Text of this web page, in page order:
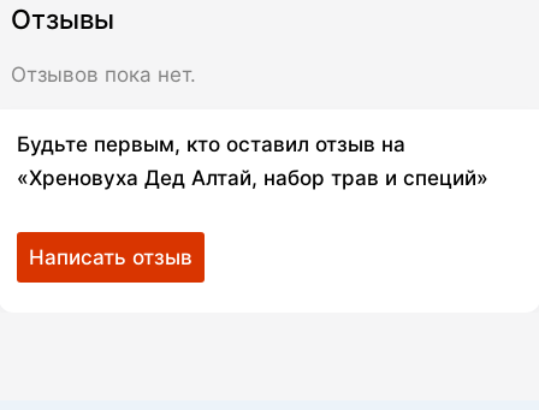
Отзывы
Отзывов пока нет.
Будьте первым, кто оставил отзыв на
«Хреновуха Дед Алтай, набор трав и специй»
Написать отзыв